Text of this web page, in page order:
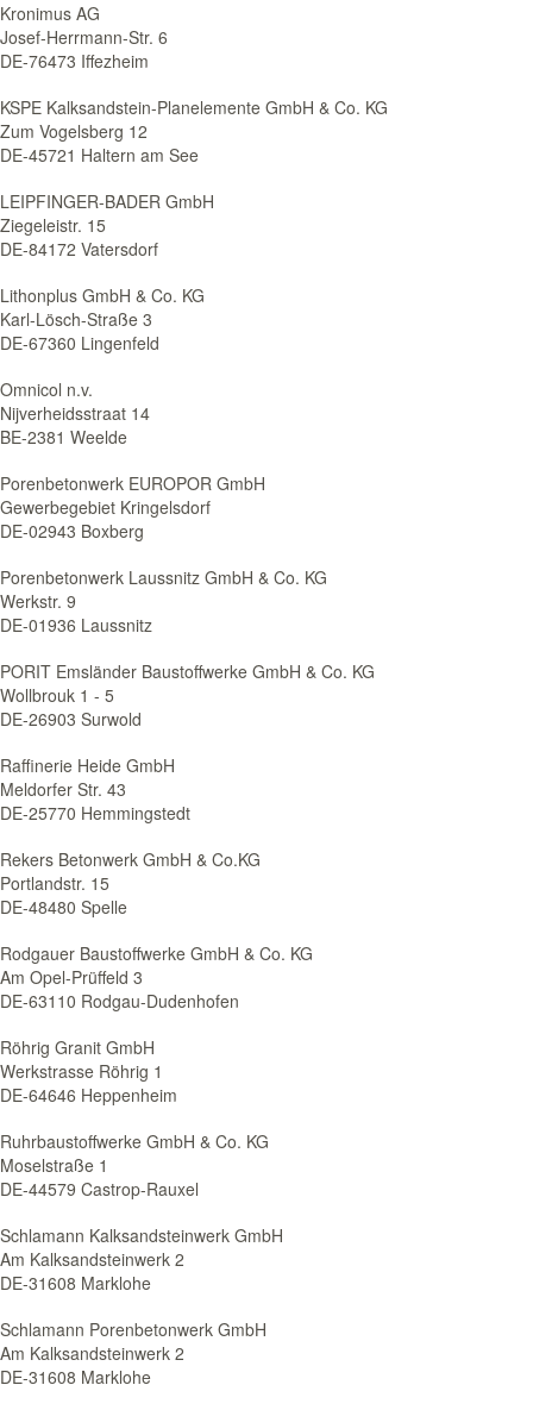
Kronimus AG
Josef-Herrmann-Str. 6
DE-76473 Iffezheim
KSPE Kalksandstein-Planelemente GmbH & Co. KG
Zum Vogelsberg 12
DE-45721 Haltern am See
LEIPFINGER-BADER GmbH
Ziegeleistr. 15
DE-84172 Vatersdorf
Lithonplus GmbH & Co. KG
Karl-Lösch-Straße 3
DE-67360 Lingenfeld
Omnicol n.v.
Nijverheidsstraat 14
BE-2381 Weelde
Porenbetonwerk EUROPOR GmbH
Gewerbegebiet Kringelsdorf
DE-02943 Boxberg
Porenbetonwerk Laussnitz GmbH & Co. KG
Werkstr. 9
DE-01936 Laussnitz
PORIT Emsländer Baustoffwerke GmbH & Co. KG
Wollbrouk 1 - 5
DE-26903 Surwold
Raffinerie Heide GmbH
Meldorfer Str. 43
DE-25770 Hemmingstedt
Rekers Betonwerk GmbH & Co.KG
Portlandstr. 15
DE-48480 Spelle
Rodgauer Baustoffwerke GmbH & Co. KG
Am Opel-Prüffeld 3
DE-63110 Rodgau-Dudenhofen
Röhrig Granit GmbH
Werkstrasse Röhrig 1
DE-64646 Heppenheim
Ruhrbaustoffwerke GmbH & Co. KG
Moselstraße 1
DE-44579 Castrop-Rauxel
Schlamann Kalksandsteinwerk GmbH
Am Kalksandsteinwerk 2
DE-31608 Marklohe
Schlamann Porenbetonwerk GmbH
Am Kalksandsteinwerk 2
DE-31608 Marklohe